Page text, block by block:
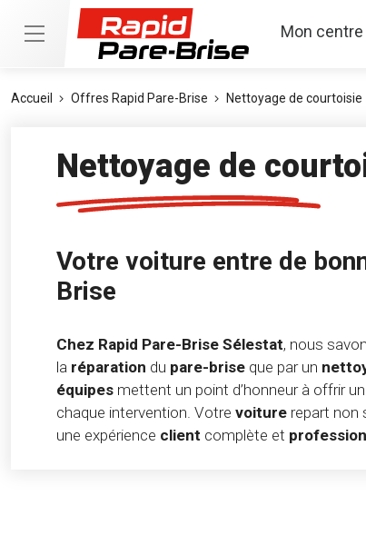
Mon centre
Accueil Offres Rapid Pare-Brise Nettoyage de courtoisie
Nettoyage de
Votre voiture entre de
Brise
Chez Rapid Pare-Brise Sélestat, nous
la réparation du pare-brise que par un
équipes mettent un point d’honneur à offrir un
chaque intervention. Votre voiture repart non
une expérience client complète et